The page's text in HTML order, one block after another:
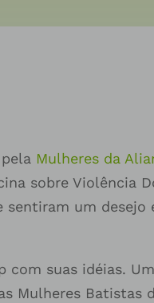
Mulheres da
sobre Violência
um desejo
com suas idéias.
Mulheres Batistas